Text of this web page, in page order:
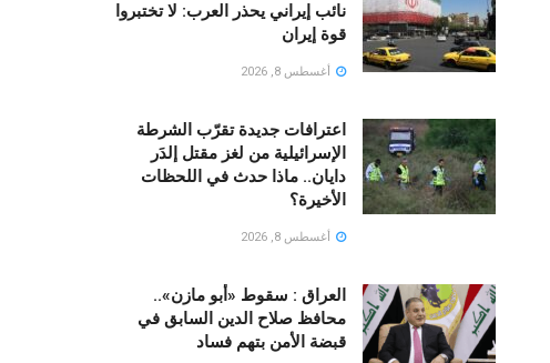
نائب إيراني يحذر العرب: لا تختبروا
قوة إيران
أغسطس 8, 2026
اعترافات جديدة تقرّب الشرطة
الإسرائيلية من لغز مقتل إلدَر
دايان.. ماذا حدث في اللحظات
الأخيرة؟
أغسطس 8, 2026
العراق : سقوط «أبو مازن»..
محافظ صلاح الدين السابق في
قبضة الأمن بتهم فساد